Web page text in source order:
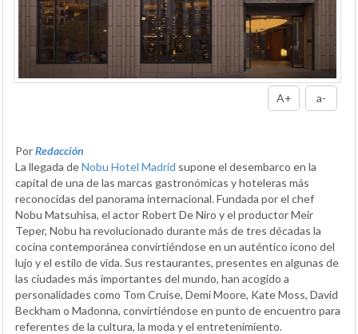
A+ a-
PorRedacción
La llegada deNobu Hotel Madrid supone el desembarco en la
capital de una de las marcas gastronómicas y hoteleras más
reconocidas del panorama internacional. Fundada por el chef
Nobu Matsuhisa, el actor Robert De Niro y el productor Meir
Teper, Nobu ha revolucionado durante más de tres décadas la
cocina contemporánea convirtiéndose en un auténtico icono del
lujo y el estilo de vida. Sus restaurantes, presentes en algunas de
las ciudades más importantes del mundo, han acogido a
personalidades como Tom Cruise, Demi Moore, Kate Moss, David
Beckham o Madonna, convirtiéndose en punto de encuentro para
referentes de la cultura, la moda y el entretenimiento.